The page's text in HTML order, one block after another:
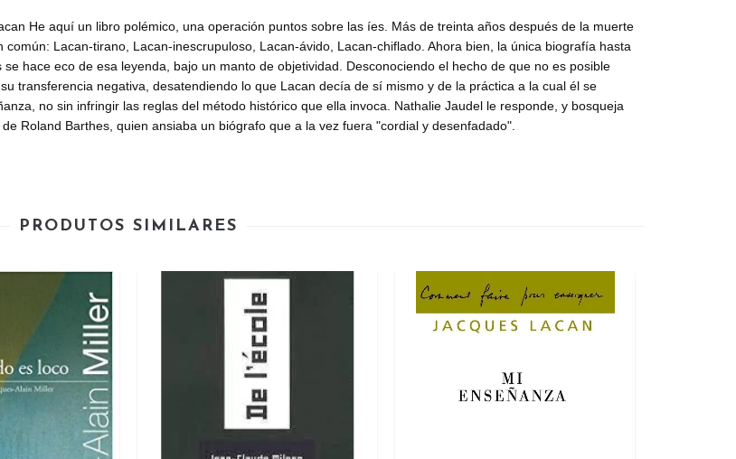
He aquí un libro polémico, una operación puntos sobre las íes. Más de treinta años después de la muerte
Lacan-tirano, Lacan-inescrupuloso, Lacan-ávido, Lacan-chiflado. Ahora bien, la única biografía hasta
hace eco de esa leyenda, bajo un manto de objetividad. Desconociendo el hecho de que no es posible
transferencia negativa, desatendiendo lo que Lacan decía de sí mismo y de la práctica a la cual él se
no sin infringir las reglas del método histórico que ella invoca. Nathalie Jaudel le responde, y bosqueja
Roland Barthes, quien ansiaba un biógrafo que a la vez fuera "cordial y desenfadado".
PRODUTOS SIMILARES